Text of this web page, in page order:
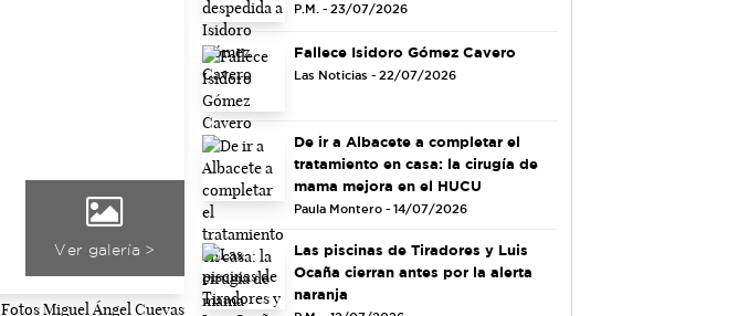
Ver galería >
Fotos Miguel Ángel Cuevas
P.M. - 23/07/2026
Fallece Isidoro Gómez Cavero
Las Noticias - 22/07/2026
De ir a Albacete a completar el
tratamiento en casa: la cirugía de
mama mejora en el HUCU
Paula Montero - 14/07/2026
Las piscinas de Tiradores y Luis
Ocaña cierran antes por la alerta
naranja